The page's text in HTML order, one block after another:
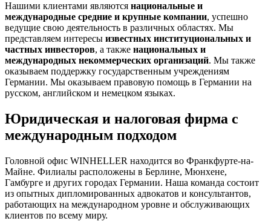
Нашими клиентами являются национальные и
международные средние и крупные компании, успешно
ведущие свою деятельность в различных областях. Мы
представляем интересы известных институциональных и
частных инвесторов, а также национальных и
международных некоммерческих организаций. Мы также
оказываем поддержку государственным учреждениям
Германии. Мы оказываем правовую помощь в Германии на
русском, английском и немецком языках.
Юридическая и налоговая фирма с
международным подходом
Головной офис WINHELLER находится во Франкфурте-на-
Майне. Филиалы расположены в Берлине, Мюнхене,
Гамбурге и других городах Германии. Наша команда состоит
из опытных дипломированных адвокатов и консультантов,
работающих на международном уровне и обслуживающих
клиентов по всему миру.